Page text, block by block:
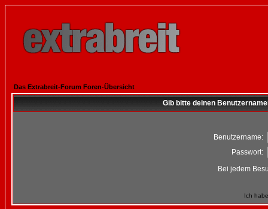
Das Extrabreit-Forum Foren-Übersicht
Gib bitte deinen
Benutzername:
Passwort:
Bei jedem
Ich